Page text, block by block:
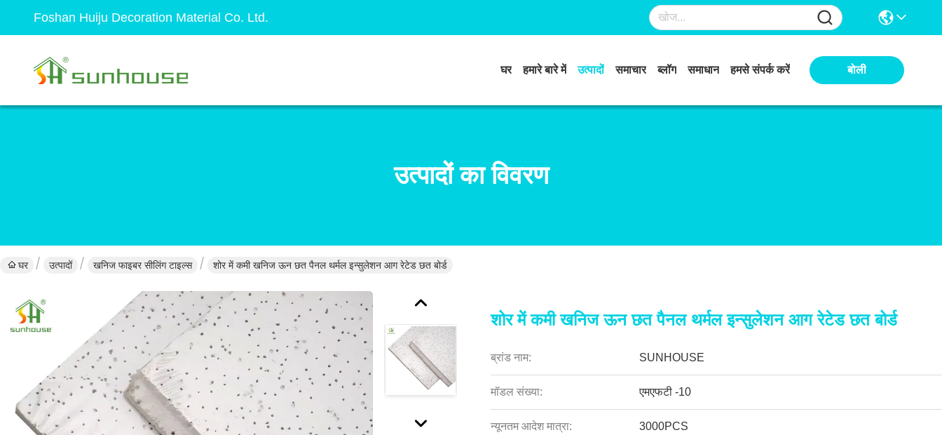
Foshan Huiju Decoration Material Co. Ltd.
घर हमारे बारे में उत्पादों समाचार ब्लॉग समाधान हमसे संपर्क करें बोली
उत्पादों का विवरण
घर उत्पादों खनिज फाइबर सीलिंग टाइल्स शोर में कमी खनिज ऊन छत पैनल थर्मल इन्सुलेशन आग रेटेड छत बोर्ड
शोर में कमी खनिज ऊन छत पैनल थर्मल इन्सुलेशन आग रेटेड छत बोर्ड
ब्रांड नाम: SUNHOUSE
मॉडल संख्या: एमएफटी -10
न्यूनतम आदेश मात्रा: 3000PCS